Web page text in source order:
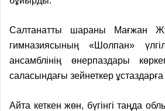
Салтанатты шараны Мағжан
гимназиясының «Шолпан»
ансамблінің өнерпаздары
саласындағы зейнеткер ұстаздарға
Айта кеткен жөн, бүгінгі таңда